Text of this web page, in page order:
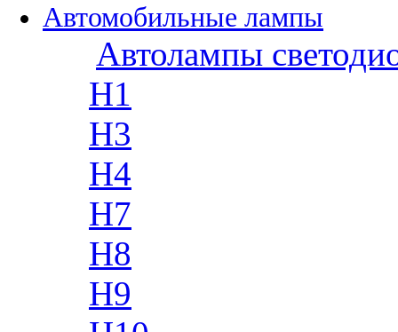
Автомобильные лампы
Автолампы
H1
H3
H4
H7
H8
H9